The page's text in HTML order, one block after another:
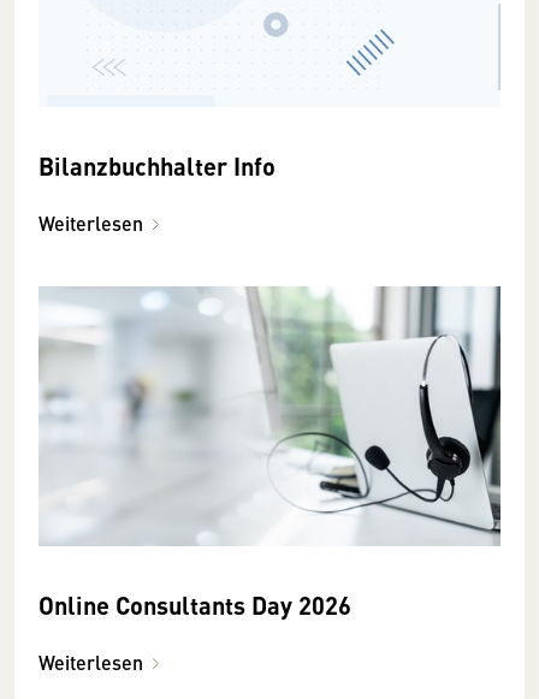
Bilanzbuchhalter Info
Weiterlesen
Online Consultants Day 2026
Weiterlesen